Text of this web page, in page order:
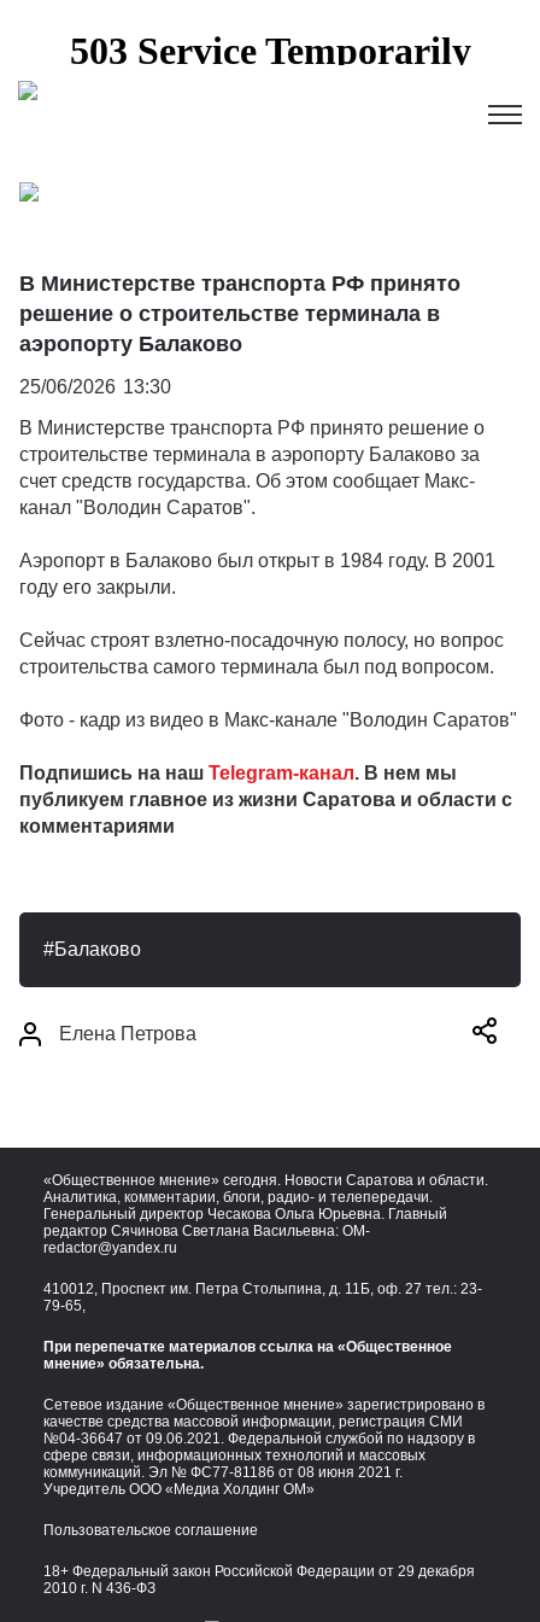
В Министерстве транспорта РФ принято
решение о строительстве терминала в
аэропорту Балаково
25/06/2026 13:30
В Министерстве транспорта РФ принято решение о
строительстве терминала в аэропорту Балаково за
счет средств государства. Об этом сообщает Макс-
канал "Володин Саратов".
Аэропорт в Балаково был открыт в 1984 году. В 2001
году его закрыли.
Сейчас строят взлетно-посадочную полосу, но вопрос
строительства самого терминала был под вопросом.
Фото - кадр из видео в Макс-канале "Володин Саратов"
Подпишись на наш Telegram-канал. В нем мы
публикуем главное из жизни Саратова и области с
комментариями
Балаково
Елена Петрова
«Общественное мнение» сегодня. Новости Саратова и области.
Аналитика, комментарии, блоги, радио- и телепередачи.
Генеральный директор Чесакова Ольга Юрьевна. Главный
редактор Сячинова Светлана Васильевна: OM-
redactor@yandex.ru
410012, Проспект им. Петра Столыпина, д. 11Б, оф. 27 тел.: 23-
79-65,
При перепечатке материалов ссылка на «Общественное
мнение» обязательна.
Сетевое издание «Общественное мнение» зарегистрировано в
качестве средства массовой информации, регистрация СМИ
№04-36647 от 09.06.2021. Федеральной службой по надзору в
сфере связи, информационных технологий и массовых
коммуникаций. Эл № ФС77-81186 от 08 июня 2021 г.
Учредитель ООО «Медиа Холдинг ОМ»
Пользовательское соглашение
18+ Федеральный закон Российской Федерации от 29 декабря
2010 г. N 436-ФЗ